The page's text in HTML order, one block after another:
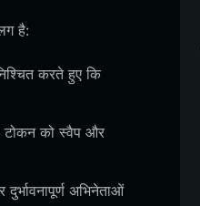
है:
करते हुए कि
को स्वैप और
अभिनेताओं